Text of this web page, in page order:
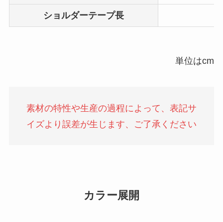
ショルダーテープ長
単位はcm
素材の特性や生産の過程によって、表記サ
イズより誤差が生じます、ご了承ください
カラー展開